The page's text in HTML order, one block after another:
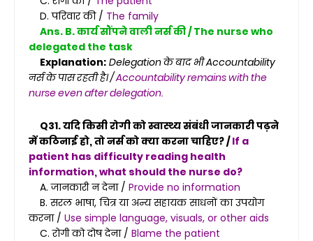
D. परिवार की / The family
Ans. B. कार्य सौंपने वाली नर्स की / The nurse who
delegated the task
Explanation: Delegation के बाद भी Accountability
नर्स के पास रहती है। /Accountability remains with the
nurse even after delegation.
Q31. यदि किसी रोगी को स्वास्थ्य संबंधी जानकारी पढ़ने
में कठिनाई हो, तो नर्स को क्या करना चाहिए? /If a
patient has difficulty reading health
information, what should the nurse do?
A. जानकारी न देना / Provide no information
B. सरल भाषा, चित्र या अन्य सहायक साधनों का उपयोग
करना / Use simple language, visuals, or other aids
C. रोगी को दोष देना / Blame the patient